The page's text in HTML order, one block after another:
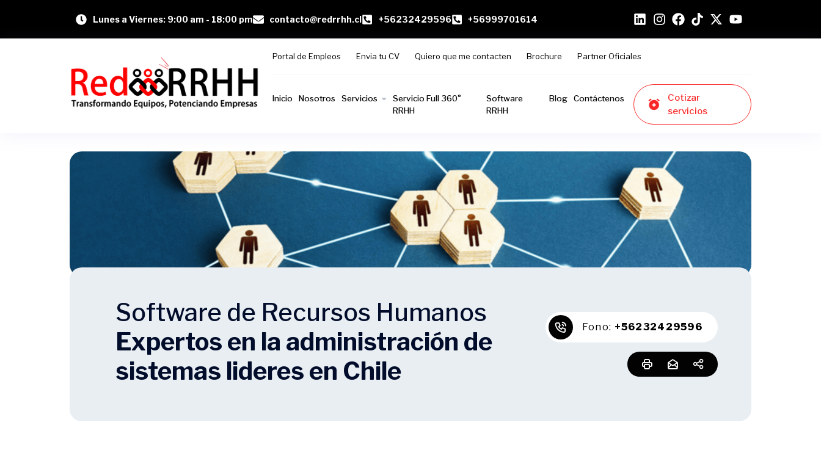
Lunes a Viernes: 9:00 am - 18:00 pm contacto@redrrhh.cl +56232429596 +56999701614
Portal de Empleos Envia tu CV Quiero que me contacten Brochure Partner Oficiales
Inicio Nosotros Servicios
Servicio Full 360°
RRHH
Software
RRHH
Blog Contáctenos
Cotizar
servicios
Software de Recursos Humanos
Expertos en la administración de
sistemas lideres en Chile
Fono: +56232429596